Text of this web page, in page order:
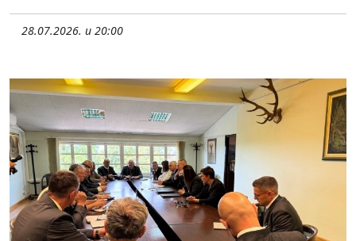
28.07.2026. u 20:00